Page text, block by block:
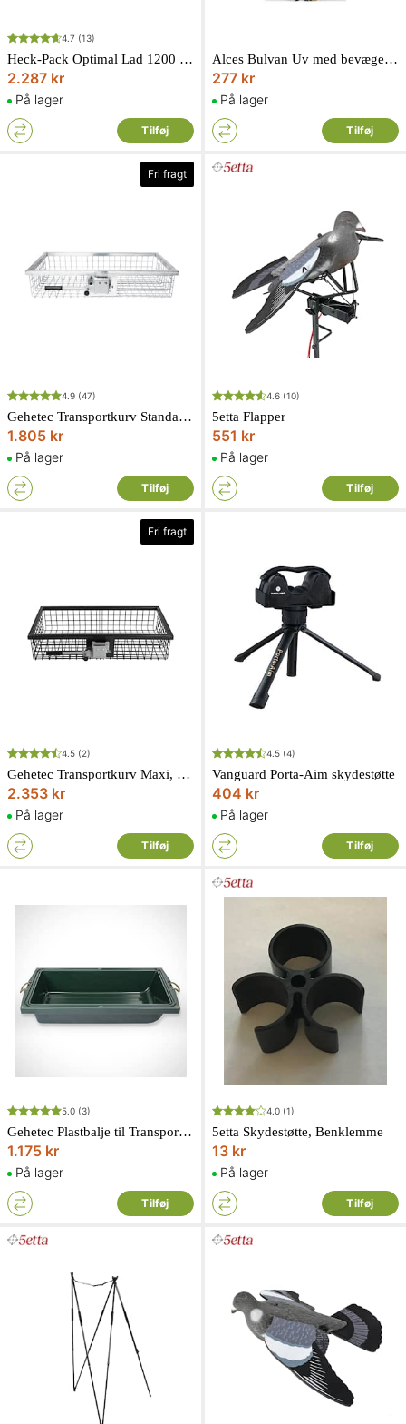
4.7 (13)
Heck-Pack Optimal Lad 1200 mm (Bredde)
2.287 kr
På lager
Tilføj
Alces Bulvan Uv med bevægelige vinger
277 kr
På lager
Tilføj
Fri fragt
4.9 (47)
Gehetec Transportkurv Standard Ekstra Dyb
1.805 kr
På lager
Tilføj
4.6 (10)
5etta Flapper
551 kr
På lager
Tilføj
Fri fragt
4.5 (2)
Gehetec Transportkurv Maxi, ekstra dyb, Sort lak
2.353 kr
På lager
Tilføj
4.5 (4)
Vanguard Porta-Aim skydestøtte
404 kr
På lager
Tilføj
5.0 (3)
Gehetec Plastbalje til Transportkurv Standard
1.175 kr
På lager
Tilføj
4.0 (1)
5etta Skydestøtte, Benklemme
13 kr
På lager
Tilføj